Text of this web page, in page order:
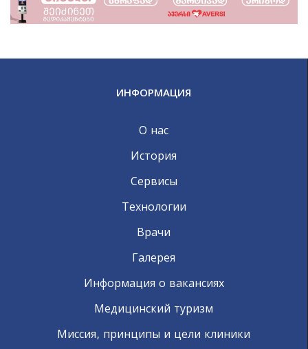
ИНФОРМАЦИЯ
О нас
История
Сервисы
Технологии
Врачи
Галерея
Информация о вакансиях
Медицинский туризм
Миссия, принципы и цели клиники